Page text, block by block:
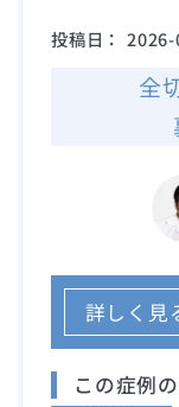
投稿日：
全
詳しく見
この症例